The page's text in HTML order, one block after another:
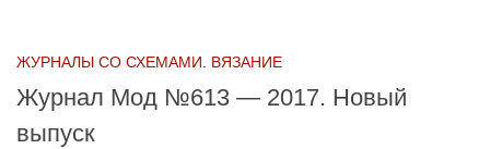
ЖУРНАЛЫ СО СХЕМАМИ. ВЯЗАНИЕ
Журнал Мод №613 — 2017. Новый
выпуск